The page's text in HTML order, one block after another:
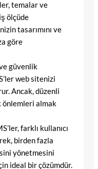
temalar ve
ölçüde
tasarımını ve
göre
güvenlik
web sitenizi
Ancak, düzenli
önlemleri almak
farklı kullanıcı
birden fazla
yönetmesini
ideal bir çözümdür.